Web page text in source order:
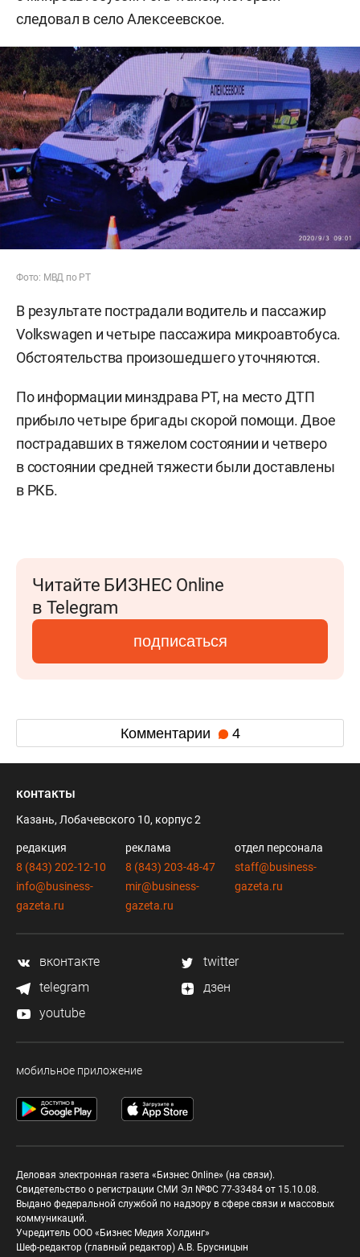
следовал в село Алексеевское.
Фото: МВД по РТ
В результате пострадали водитель и пассажир
Volkswagen и четыре пассажира микроавтобуса.
Обстоятельства произошедшего уточняются.
По информации минздрава РТ, на место ДТП
прибыло четыре бригады скорой помощи. Двое
пострадавших в тяжелом состоянии и четверо
в состоянии средней тяжести были доставлены
в РКБ.
Читайте БИЗНЕС Online
в Telegram
подписаться
Комментарии 4
контакты
Казань, Лобачевского 10, корпус 2
редакция
8 (843) 202-12-10
info@business-
gazeta.ru
реклама
8 (843) 203-48-47
mir@business-
gazeta.ru
отдел персонала
staff@business-
gazeta.ru
вконтакте
twitter
telegram
дзен
youtube
мобильное приложение
Деловая электронная газета «Бизнес Online» (на связи).
Свидетельство о регистрации СМИ Эл №ФС 77-33484 от 15.10.08.
Выдано федеральной службой по надзору в сфере связи и массовых
коммуникаций.
Учредитель ООО «Бизнес Медия Холдинг»
Шеф-редактор (главный редактор) А.В. Брусницын